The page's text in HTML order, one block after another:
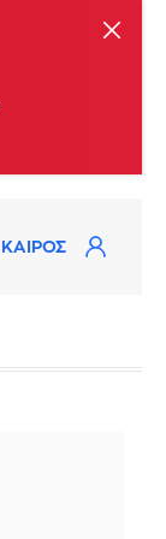
ΚΑΙΡΟΣ